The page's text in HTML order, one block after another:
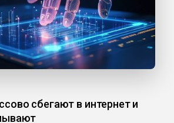
сбегают в интернет и